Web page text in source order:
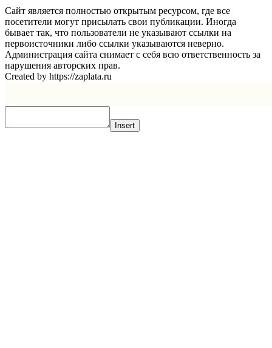
Сайт является полностью открытым ресурсом, где все
посетители могут присылать свои публикации. Иногда
бывает так, что пользователи не указывают ссылки на
первоисточники либо ссылки указываются неверно.
Администрация сайта снимает с себя всю ответственность за
нарушения авторских прав.
Created by https://zaplata.ru
Insert